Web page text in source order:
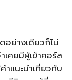
อย่างเดียวก็ไม่
คยมีผู้เข้าคอร์ส
แนะนำเกี่ยวกับ